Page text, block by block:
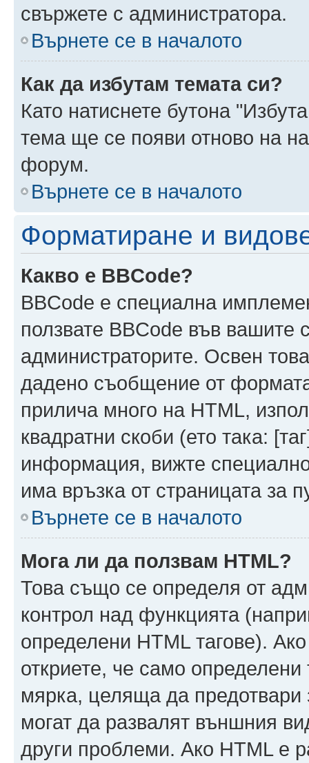
свържете с администратора.
Върнете се в началото
Как да избутам темата си?
Като натиснете бутона
тема ще се появи отново на
форум.
Върнете се в началото
Форматиране и
Какво е BBCode?
BBCode е специална
ползвате BBCode във
администраторите. Освен
дадено съобщение от
прилича много на HTML,
квадратни скоби (ето така:
информация, вижте
има връзка от страницата за
Върнете се в началото
Мога ли да ползвам HTML?
Това също се определя от
контрол над функцията
определени HTML тагове).
откриете, че само определени
мярка, целяща да предотвари
могат да развалят външния
други проблеми. Ако HTML е